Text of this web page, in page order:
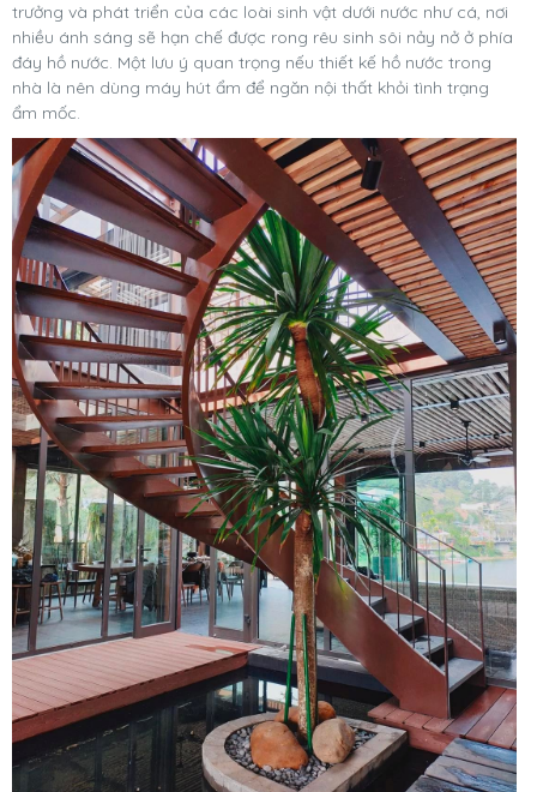
trưởng và phát triển của các loài sinh vật dưới nước như cá, nơi
nhiều ánh sáng sẽ hạn chế được rong rêu sinh sôi nảy nở ở phía
đáy hồ nước. Một lưu ý quan trọng nếu thiết kế hồ nước trong
nhà là nên dùng máy hút ẩm để ngăn nội thất khỏi tình trạng
ẩm mốc.